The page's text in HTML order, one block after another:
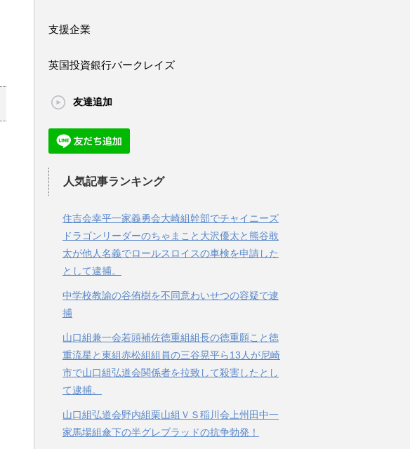
支援企業
英国投資銀行バークレイズ
友達追加
人気記事ランキング
住吉会幸平一家義勇会大崎組幹部でチャイニーズ
ドラゴンリーダーのちゃまこと大沢優太と熊谷敢
太が他人名義でロールスロイスの車検を申請した
として逮捕。
中学校教諭の谷侑樹を不同意わいせつの容疑で逮
捕
山口組兼一会若頭補佐徳重組組長の徳重願こと徳
重流星と東組赤松組組員の三谷晃平ら13人が尼崎
市で山口組弘道会関係者を拉致して殺害したとし
て逮捕。
山口組弘道会野内組栗山組ＶＳ稲川会上州田中一
家馬場組傘下の半グレブラッドの抗争勃発！